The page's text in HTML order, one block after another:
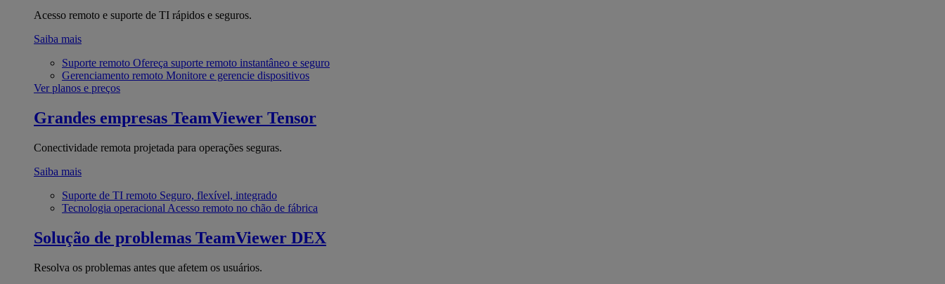
Acesso remoto e suporte de TI rápidos e seguros.
Saiba mais
Suporte remoto Ofereça suporte remoto instantâneo e seguro
Gerenciamento remoto Monitore e gerencie dispositivos
Ver planos e preços
Grandes empresas TeamViewer Tensor
Conectividade remota projetada para operações seguras.
Saiba mais
Suporte de TI remoto Seguro, flexível, integrado
Tecnologia operacional Acesso remoto no chão de fábrica
Solução de problemas TeamViewer DEX
Resolva os problemas antes que afetem os usuários.